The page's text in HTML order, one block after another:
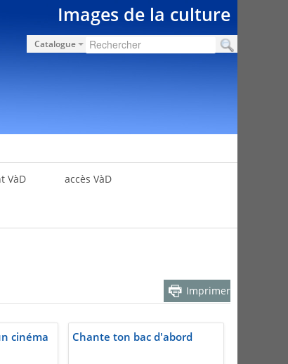
Images de la culture
Catalogue
VàD accès VàD
Imprimer
cinéma
Chante ton bac d'abord